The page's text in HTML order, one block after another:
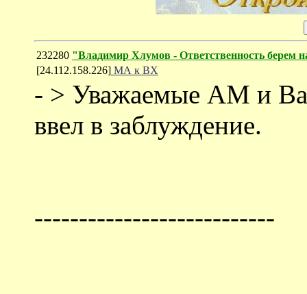
232280 "Владимир Хлумов - Ответственность берем
[24.112.158.226] МА к ВХ
- > Уважаемые АМ и
ввел в заблуждение.
---------------------------